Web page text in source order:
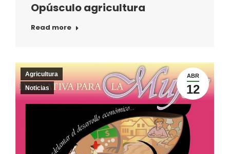
Opúsculo agricultura
Read more
ABR
12
Agricultura
Noticias